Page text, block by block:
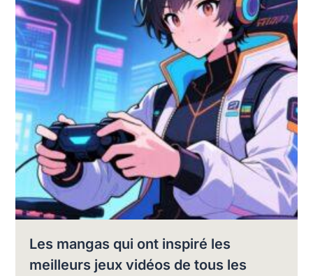
Les mangas qui ont inspiré les
meilleurs jeux vidéos de tous les